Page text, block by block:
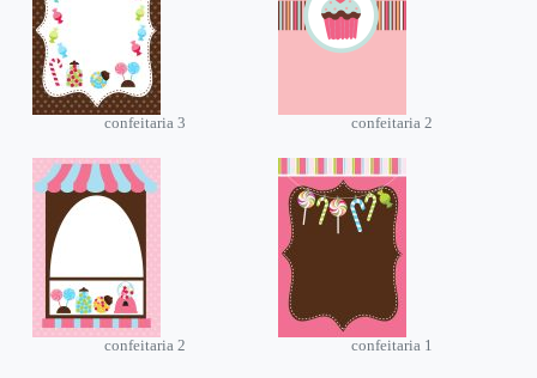
confeitaria 3 confeitaria 2
confeitaria 2 confeitaria 1